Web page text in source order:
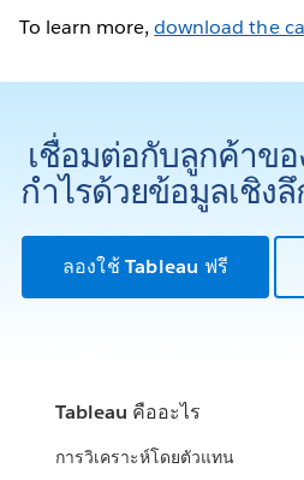
To learn more,download the
เชื่อมต่อกับลูกค้าข
กำไรด้วยข้อมูลเชิง
ลองใช้ Tableau ฟรี
Tableau คืออะไร
การวิเคราะห์โดยตัวแทน